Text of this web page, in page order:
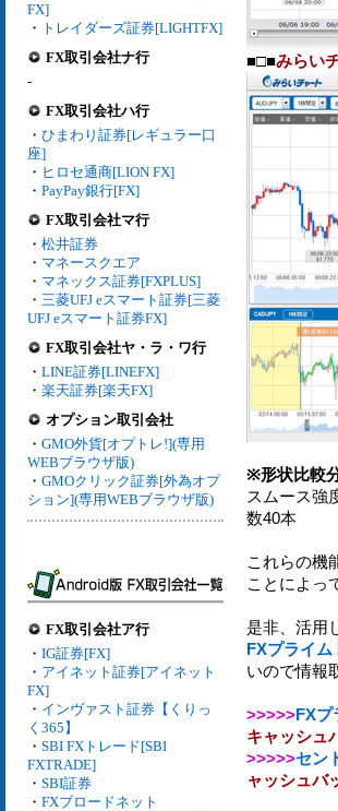
FX]
・ トレイダーズ証券[LIGHTFX]
FX取引会社ナ行
-
FX取引会社ハ行
・ ひまわり証券[レギュラー口
座]
・ ヒロセ通商[LION FX]
・ PayPay銀行[FX]
FX取引会社マ行
・ 松井証券
・ マネースクエア
・ マネックス証券[FXPLUS]
・ 三菱UFJ eスマート証券[三菱
UFJ eスマート証券FX]
FX取引会社ヤ・ラ・ワ行
・ LINE証券[LINEFX]
・ 楽天証券[楽天FX]
オプション取引会社
・ GMO外貨[オプトレ!](専用
WEBブラウザ版)
・ GMOクリック証券[外為オプ
ション](専用WEBブラウザ版)
FX取引会社ア行
・ IG証券[FX]
・ アイネット証券[アイネット
FX]
・ インヴァスト証券【くりっ
く365】
・ SBI FXトレード[SBI
FXTRADE]
・ SBI証券
・ FXブロードネット
■□■みらい
※形状比較
スムース強
数40本
これらの機
ことによっ
是非、活用
FXプライム
いので情報
>>>>>FXプ
キャッシュ
>>>>>セン
ャッシュバ